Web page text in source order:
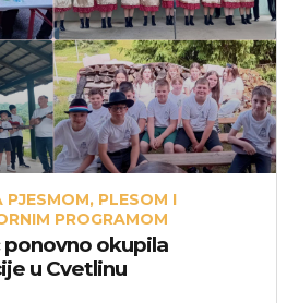
PJESMOM, PLESOM I
PROGRAMOM
ponovno okupila
u Cvetlinu